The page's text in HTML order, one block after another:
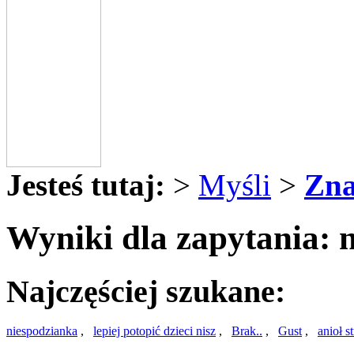
Jesteś tutaj: > Myśli >
Wyniki dla zapytania:
Najczęściej szukane:
niespodzianka , lepiej potopić dzieci nisz , Brak.. , Gust, anioł